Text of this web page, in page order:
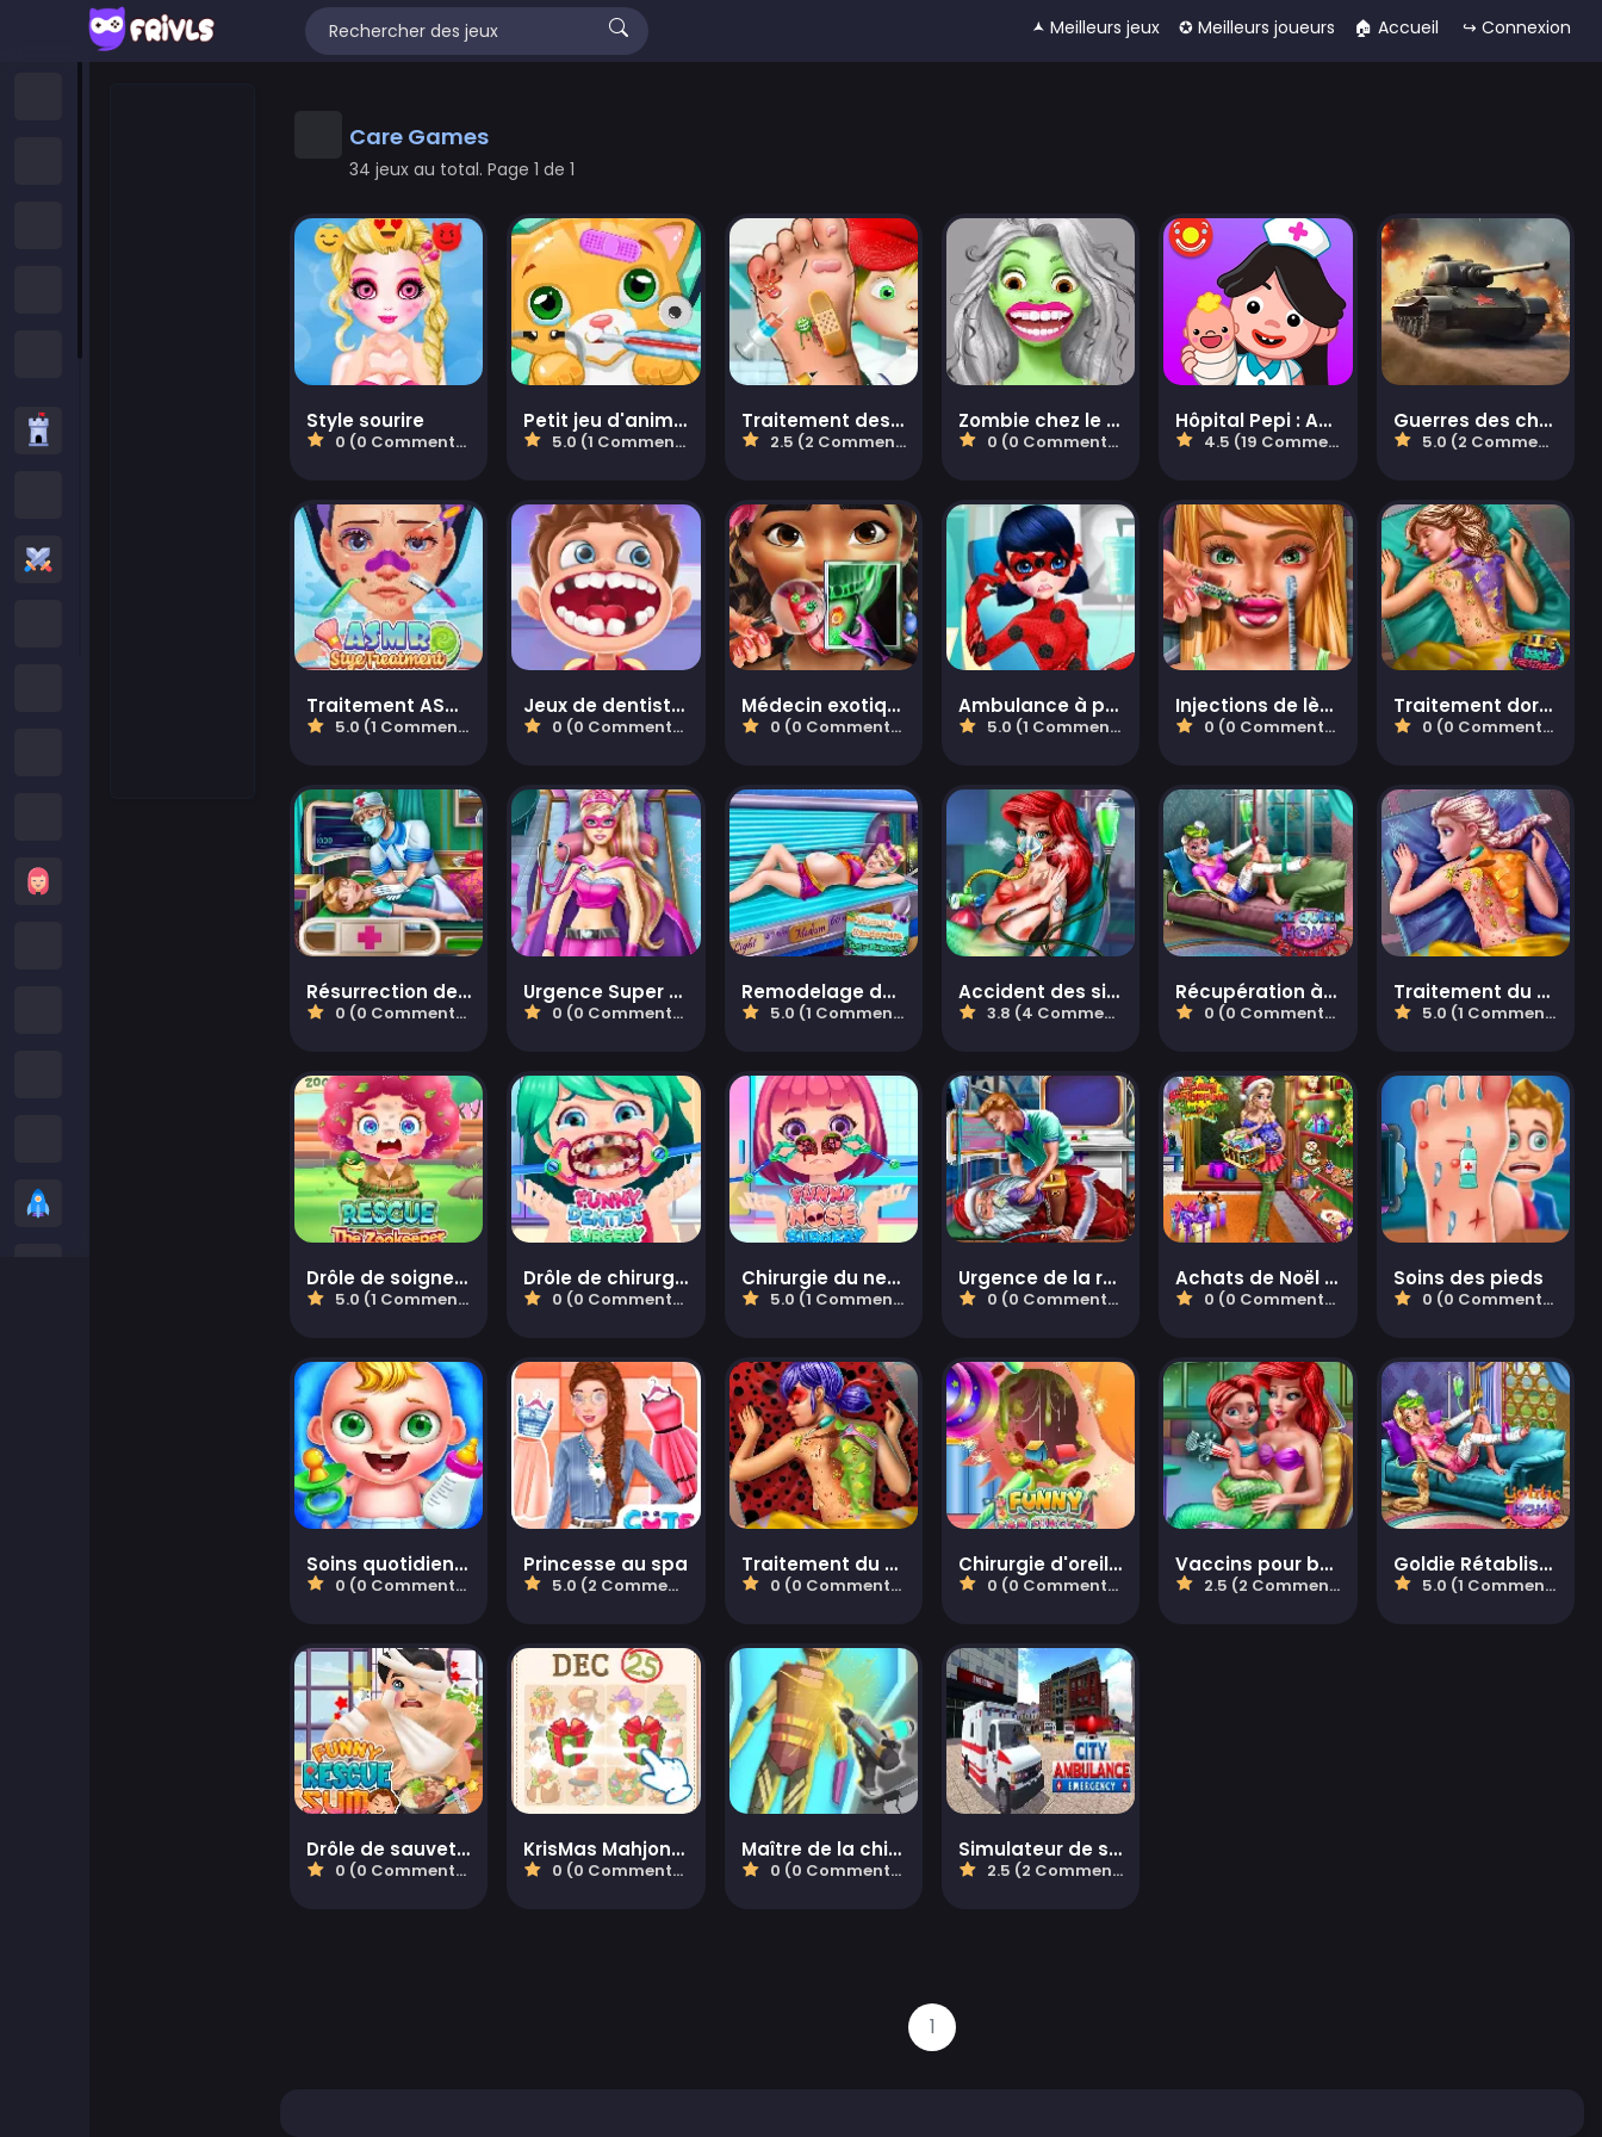
🟂 Meilleurs jeux ✪ Meilleurs joueurs 🏠︎ Accueil ↪ Connexion
Care Games
34 jeux au total. Page 1 de 1
Style sourire
0 (0 Commentaires)
Petit jeu d'animal de compagnie vétérinaire
5.0 (1 Commentaires)
Traitement des pieds
2.5 (2 Commentaires)
Zombie chez le dentiste
0 (0 Commentaires)
Hôpital Pepi : Apprendre et soigner
4.5 (19 Commentaires)
Guerres des chars du monde
5.0 (2 Commentaires)
Traitement ASMR d'un orgelet
5.0 (1 Commentaires)
Jeux de dentiste pour enfants
0 (0 Commentaires)
Médecin exotique de la langue de la princesse
0 (0 Commentaires)
Ambulance à pois pour super-héroïne
5.0 (1 Commentaires)
Injections de lèvres de Pixie
0 (0 Commentaires)
Traitement dorsal d'Ellie
0 (0 Commentaires)
Résurrection de la princesse de glace Urgence
0 (0 Commentaires)
Urgence Super Poupée
0 (0 Commentaires)
Remodelage du corps de Cendrillon pour maman
5.0 (1 Commentaires)
Accident des sirènes princesses aux urgences
3.8 (4 Commentaires)
Récupération à domicile de la Reine des glaces
0 (0 Commentaires)
Traitement du dos de la Reine des glaces
5.0 (1 Commentaires)
Drôle de soigneur de zoo
5.0 (1 Commentaires)
Drôle de chirurgie dentaire
0 (0 Commentaires)
Chirurgie du nez amusante
5.0 (1 Commentaires)
Urgence de la résurrection du Père Noël
0 (0 Commentaires)
Achats de Noël de maman
0 (0 Commentaires)
Soins des pieds
0 (0 Commentaires)
Soins quotidiens pour bébé
0 (0 Commentaires)
Princesse au spa
5.0 (2 Commentaires)
Traitement du dos pointillé de la fille
0 (0 Commentaires)
Chirurgie d'oreille drôle
0 (0 Commentaires)
Vaccins pour bébé sirène
2.5 (2 Commentaires)
Goldie Rétablissement à Domicile
5.0 (1 Commentaires)
Drôle de sauvetage Sumo
0 (0 Commentaires)
KrisMas Mahjong 2
0 (0 Commentaires)
Maître de la chirurgie cyberpunk
0 (0 Commentaires)
Simulateur de sauvetage ambulancier : urgence ambulancière en ville
2.5 (2 Commentaires)
1